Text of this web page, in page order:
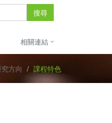
搜尋
相關連結
方向 課程特色